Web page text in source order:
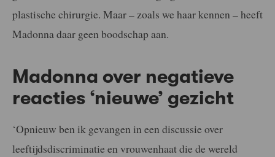
plastische chirurgie. Maar – zoals we haar kennen – heeft
Madonna daar geen boodschap aan.
Madonna over negatieve
reacties ‘nieuwe’ gezicht
‘Opnieuw ben ik gevangen in een discussie over
leeftijdsdiscriminatie en vrouwenhaat die de wereld